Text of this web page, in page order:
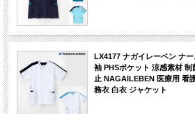
LX4177 ナガイレーベン ナ
袖 PHSポケット 涼感素材
止 NAGAILEBEN 医療用 看
務衣 白衣 ジャケット